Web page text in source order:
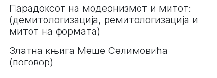
Парадоксот на модернизмот и митот:
(демитологизација, ремитологизација и
митот на формата)
Златна књига Меше Селимовића
(поговор)